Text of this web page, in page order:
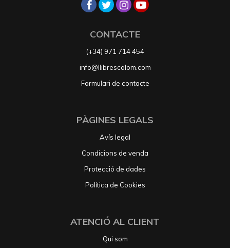
CONTACTE
(+34) 971 714 454
info@llibrescolom.com
Formulari de contacte
PÀGINES LEGALS
Avís legal
Condicions de venda
Protecció de dades
Política de Cookies
ATENCIÓ AL CLIENT
Qui som